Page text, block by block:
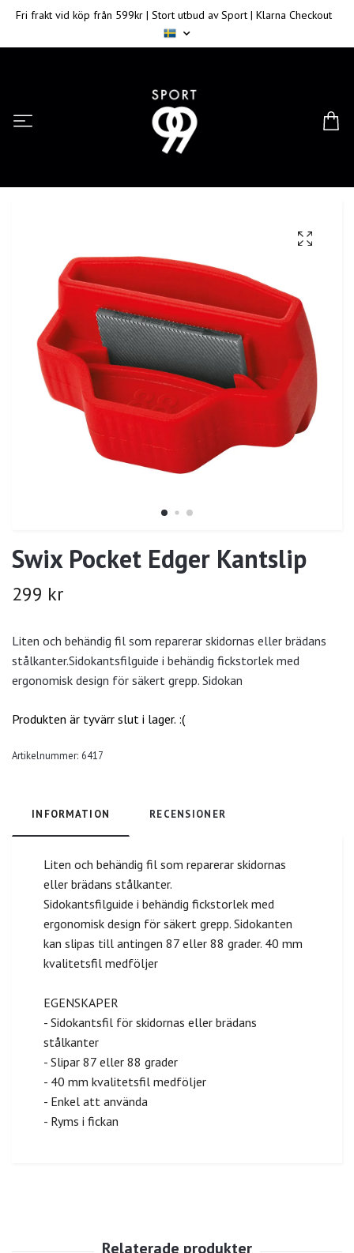
Fri frakt vid köp från 599kr | Stort utbud av Sport | Klarna Checkout
Swix Pocket Edger Kantslip
299 kr
Liten och behändig fil som reparerar skidornas eller brädans
stålkanter.Sidokantsfilguide i behändig fickstorlek med
ergonomisk design för säkert grepp. Sidokan
Produkten är tyvärr slut i lager. :(
Artikelnummer: 6417
INFORMATION RECENSIONER
Liten och behändig fil som reparerar skidornas
eller brädans stålkanter.
Sidokantsfilguide i behändig fickstorlek med
ergonomisk design för säkert grepp. Sidokanten
kan slipas till antingen 87 eller 88 grader. 40 mm
kvalitetsfil medföljer
EGENSKAPER
- Sidokantsfil för skidornas eller brädans
stålkanter
- Slipar 87 eller 88 grader
- 40 mm kvalitetsfil medföljer
- Enkel att använda
- Ryms i fickan